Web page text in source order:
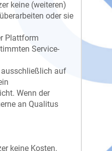
keine (weiteren)
oder sie
Plattform
Service-
auf
Wenn der
an Qualitus
keine Kosten.